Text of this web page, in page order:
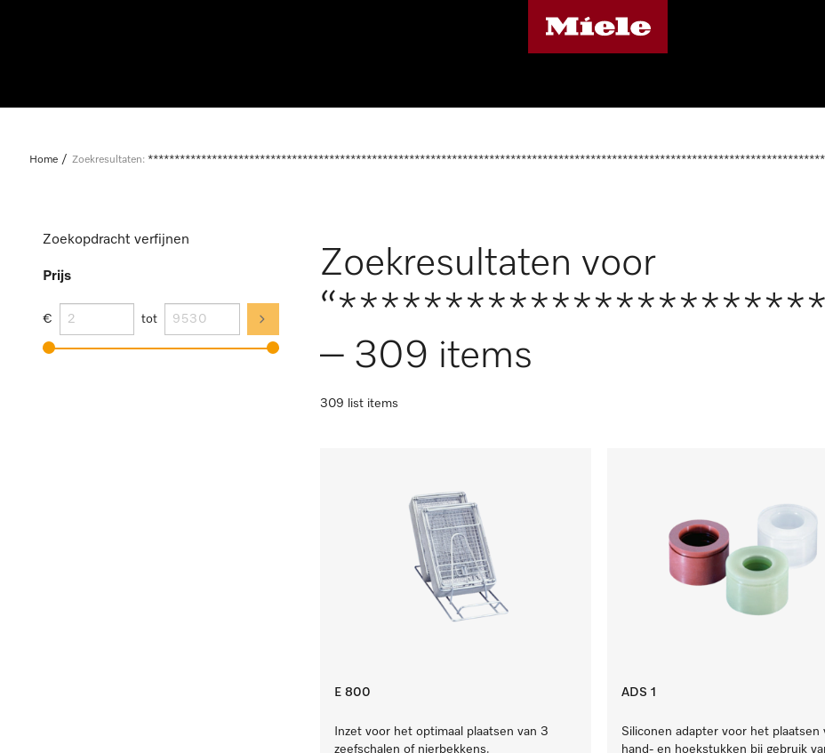
Home Zoekresultaten:
Zoekopdracht verfijnen
Prijs
€ tot
Zoekresultaten voor
– 309 items
309 list items
E 800
Inzet voor het optimaal plaatsen van 3
zeefschalen of nierbekkens.
ADS 1
Siliconen adapter voor het plaatsen
hand- en hoekstukken bij gebruik